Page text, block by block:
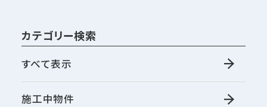
カテゴリー検索
すべて表示
施工中物件